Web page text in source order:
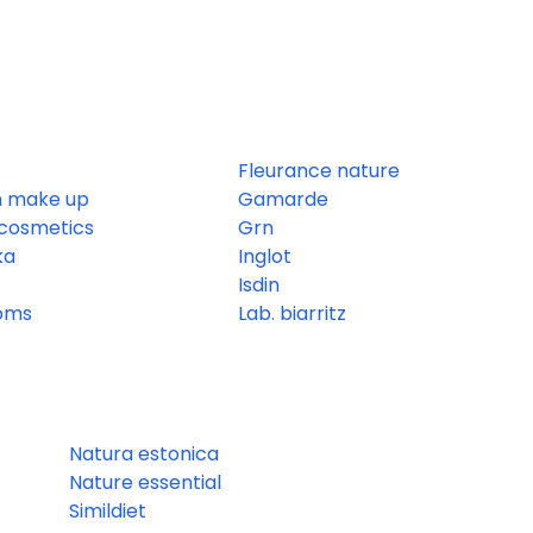
make up
Fleurance nature
Gamarde
Grn
Inglot
Isdin
Lab. biarritz
Natura estonica
Nature essential
Simildiet